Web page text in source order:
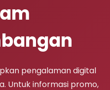
pengalaman digital
Untuk informasi promo,